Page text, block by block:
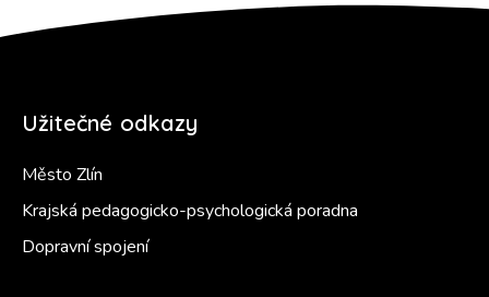
Užitečné odkazy
Město Zlín
Krajská pedagogicko-psychologická poradna
Dopravní spojení